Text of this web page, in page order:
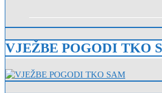
VJEŽBE POGODI TKO